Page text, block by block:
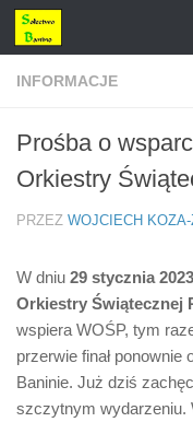
Przejdź do treści
INFORMACJE
Prośba o
Orkiestry
PRZEZ WOJCIECH KOZA-
W dniu 29 stycznia 2023
Orkiestry Świątecznej
wspiera WOŚP, tym
przerwie finał
Baninie. Już dziś
szczytnym wydarzeniu.